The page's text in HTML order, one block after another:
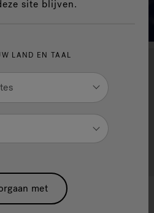
in meer dan
water
alle hottubs
site blijven.
LAND EN TAAL
met